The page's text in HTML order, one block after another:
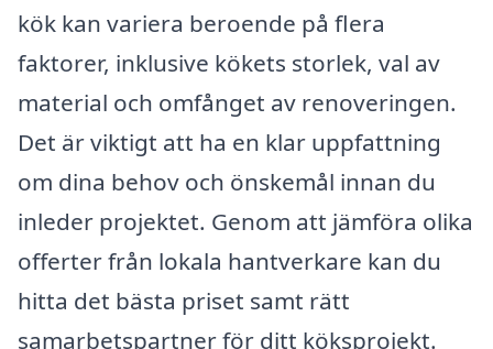
kök kan variera beroende på flera
faktorer, inklusive kökets storlek, val av
material och omfånget av renoveringen.
Det är viktigt att ha en klar uppfattning
om dina behov och önskemål innan du
inleder projektet. Genom att jämföra olika
offerter från lokala hantverkare kan du
hitta det bästa priset samt rätt
samarbetspartner för ditt köksprojekt.